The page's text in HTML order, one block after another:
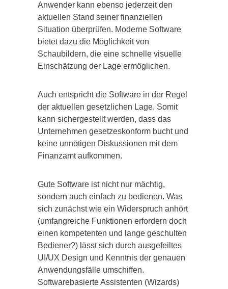
Anwender kann ebenso jederzeit den
aktuellen Stand seiner finanziellen
Situation überprüfen. Moderne Software
bietet dazu die Möglichkeit von
Schaubildern, die eine schnelle visuelle
Einschätzung der Lage ermöglichen.
Auch entspricht die Software in der Regel
der aktuellen gesetzlichen Lage. Somit
kann sichergestellt werden, dass das
Unternehmen gesetzeskonform bucht und
keine unnötigen Diskussionen mit dem
Finanzamt aufkommen.
Gute Software ist nicht nur mächtig,
sondern auch einfach zu bedienen. Was
sich zunächst wie ein Widerspruch anhört
(umfangreiche Funktionen erfordern doch
einen kompetenten und lange geschulten
Bediener?) lässt sich durch ausgefeiltes
UI/UX Design und Kenntnis der genauen
Anwendungsfälle umschiffen.
Softwarebasierte Assistenten (Wizards)